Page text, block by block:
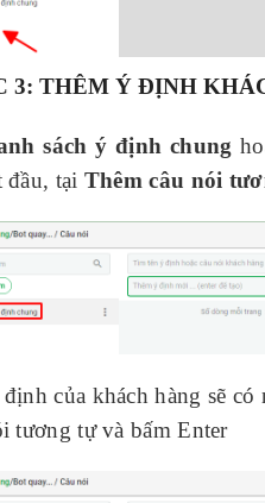
3: THÊM Ý ĐỊNH
sách ý định chung
đầu, tại Thêm câu nói
của khách hàng sẽ
tương tự và bấm Enter